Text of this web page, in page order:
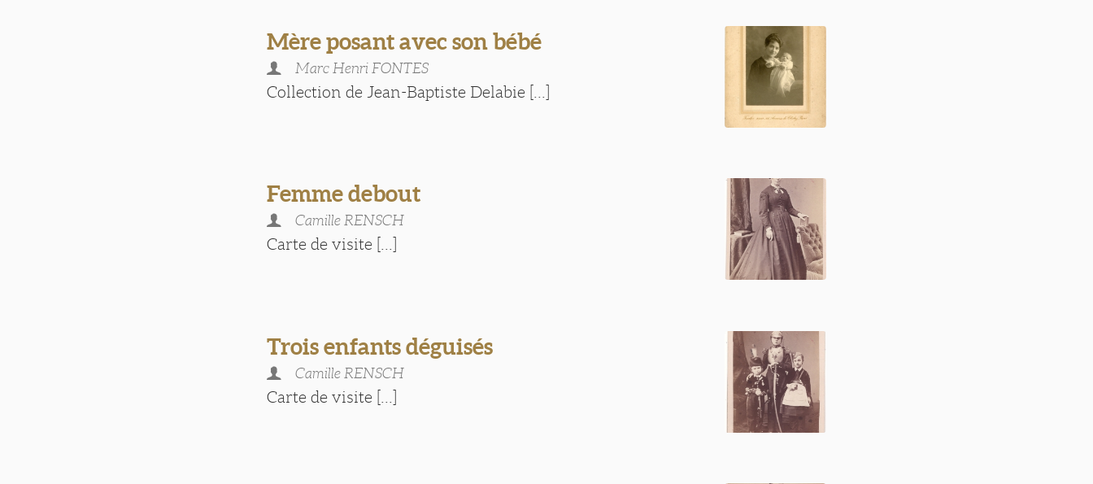
Mère posant avec son bébé
Marc Henri FONTES
Collection de Jean-Baptiste Delabie [...]
Femme debout
Camille RENSCH
Carte de visite [...]
Trois enfants déguisés
Camille RENSCH
Carte de visite [...]